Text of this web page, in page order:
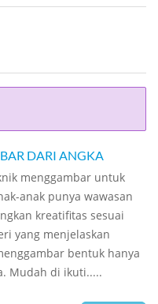
DARI ANGKA
menggambar untuk
anak punya wawasan
kreatifitas sesuai
yang menjelaskan
bentuk hanya
Mudah di ikuti.....